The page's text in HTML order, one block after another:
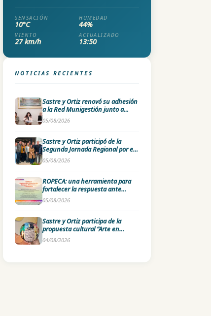
SENSACIÓN
10°C
HUMEDAD
44%
VIENTO
27 km/h
ACTUALIZADO
13:50
NOTICIAS RECIENTES
Sastre y Ortiz renovó su adhesión
a la Red Munigestión junto a
universidades nacionales
05/08/2026
Sastre y Ortiz participó de la
Segunda Jornada Regional por el
fenómeno de El Niño 2026-2027
05/08/2026
ROPECA: una herramienta para
fortalecer la respuesta ante
emergencias agropecuarias
05/08/2026
Sastre y Ortiz participa de la
propuesta cultural “Arte en
Pelotas” del Ente Cultural
Santafesino
04/08/2026